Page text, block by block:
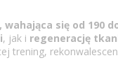
, wahająca się od 190
, jak i regenerację
trening,